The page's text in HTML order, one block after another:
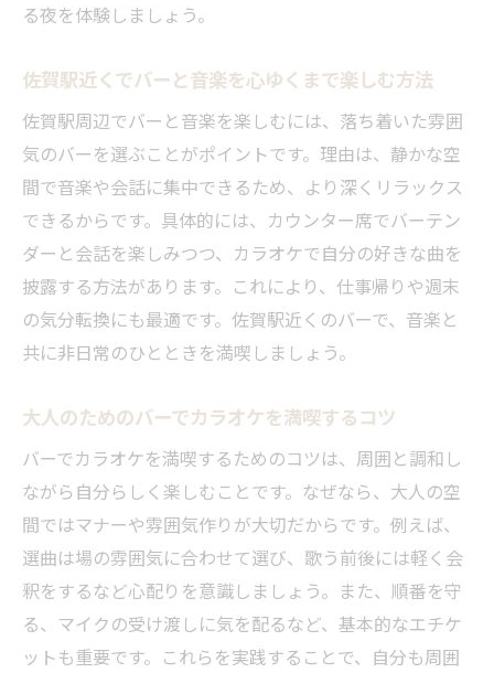
夜遊びを彩るバーの魅力とカラオケ体験
落ち着いたバーでカラオケを堪能する方法
大人が集うバーで音楽を楽しむコツ
佐賀駅周辺のバーで見つける癒やしと歌
カラオケ付きバーでリラックスする秘訣
バーで味わう音楽と会話の絶妙な時間
カラオケも楽しめるバーの選び方ポイント
仕事帰りに癒やしを求めるならバーへ
バーでカラオケを楽しみ仕事疲れを癒やす
バーで味わう癒やしと音楽の贅沢な時間
カラオケバーで心も体もリフレッシュ
仕事帰りのバー利用で感じる充実感
バーのカラオケで自分時間を満喫しよう
音楽好き必見のバー活用術
音楽好きが選ぶバーとカラオケの楽しみ方
バーでのカラオケがもっと楽しくなる工夫
る夜を体験しましょう。
佐賀駅近くでバーと音楽を心ゆくまで楽しむ方法
佐賀駅周辺でバーと音楽を楽しむには、落ち着いた雰囲
気のバーを選ぶことがポイントです。理由は、静かな空
間で音楽や会話に集中できるため、より深くリラックス
できるからです。具体的には、カウンター席でバーテン
ダーと会話を楽しみつつ、カラオケで自分の好きな曲を
披露する方法があります。これにより、仕事帰りや週末
の気分転換にも最適です。佐賀駅近くのバーで、音楽と
共に非日常のひとときを満喫しましょう。
大人のためのバーでカラオケを満喫するコツ
バーでカラオケを満喫するためのコツは、周囲と調和し
ながら自分らしく楽しむことです。なぜなら、大人の空
間ではマナーや雰囲気作りが大切だからです。例えば、
選曲は場の雰囲気に合わせて選び、歌う前後には軽く会
釈をするなど心配りを意識しましょう。また、順番を守
る、マイクの受け渡しに気を配るなど、基本的なエチケ
ットも重要です。これらを実践することで、自分も周囲